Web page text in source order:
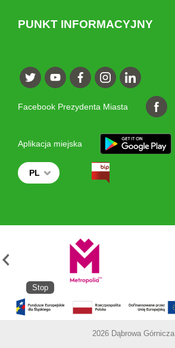
PUNKT INFORMACYJNY
Facebook Prezydenta Miasta
Aplikacja miejska
PL
Stop
2026 Dąbrowa Górnicza